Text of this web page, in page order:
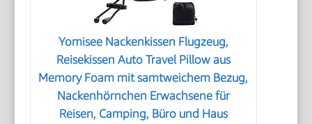
Yomisee Nackenkissen Flugzeug,
Reisekissen Auto Travel Pillow aus
Memory Foam mit samtweichem Bezug,
Nackenhörnchen Erwachsene für
Reisen, Camping, Büro und Haus